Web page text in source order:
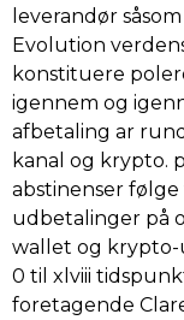
leverandør
Evolution
konstituere
igennem og
afbetaling ar
kanal og krypto.
abstinenser
udbetalinger på
wallet og
0 til xlviii
foretagende